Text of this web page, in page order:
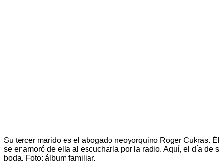
Su tercer marido es el abogado neoyorquino Roger Cukras. Él
se enamoró de ella al escucharla por la radio. Aquí, el día de
boda. Foto: álbum familiar.